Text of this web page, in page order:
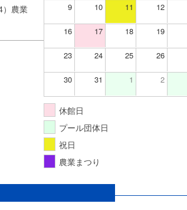
）農業
9 10 11 12
16 17 18 19
23 24 25 26
30 31 1 2
休館日
プール団体日
祝日
農業まつり